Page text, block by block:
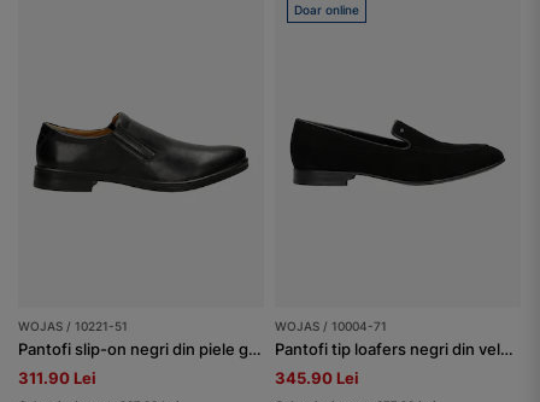
WOJAS / 10221-51
Pantofi slip-on negri din piele granulată
311.90 Lei
Doar online
WOJAS / 10004-71
Pantofi tip loafers negri din velur bărbați
345.90 Lei